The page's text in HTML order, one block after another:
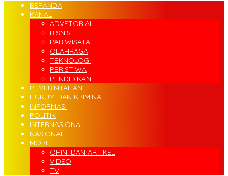
BERANDA
KANAL
ADVETORIAL
BISNIS
PARIWISATA
OLAHRAGA
TEKNOLOGI
PERISTIWA
PENDIDIKAN
PEMERINTAHAN
HUKUM DAN KRIMINAL
INFORMASI
POLITIK
INTERNASIONAL
NASIONAL
MORE
OPINI DAN ARTIKEL
VIDEO
TV